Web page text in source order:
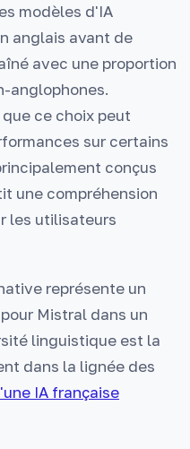
modèles d'IA
anglais avant de
avec une proportion
anglophones.
ce choix peut
sur certains
conçus
une compréhension
les utilisateurs
représente un
Mistral dans un
linguistique est la
dans la lignée des
IA française